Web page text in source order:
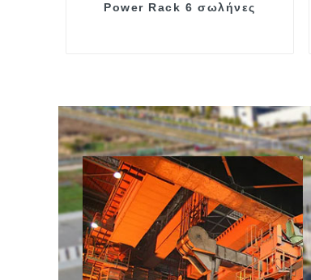
Power Rack 6 σωλήνες